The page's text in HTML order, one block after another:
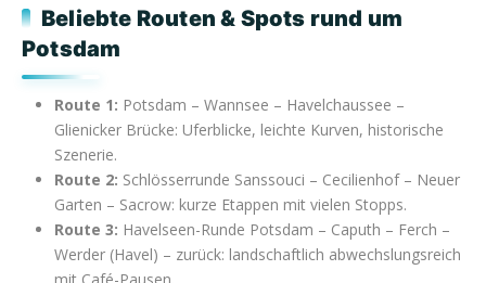
Beliebte Routen & Spots rund um
Potsdam
Route 1: Potsdam – Wannsee – Havelchaussee –
Glienicker Brücke: Uferblicke, leichte Kurven, historische
Szenerie.
Route 2: Schlösserrunde Sanssouci – Cecilienhof – Neuer
Garten – Sacrow: kurze Etappen mit vielen Stopps.
Route 3: Havelseen-Runde Potsdam – Caputh – Ferch –
Werder (Havel) – zurück: landschaftlich abwechslungsreich